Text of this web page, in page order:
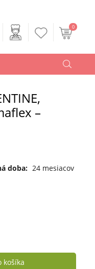
0
–
doba: 24 mesiacov